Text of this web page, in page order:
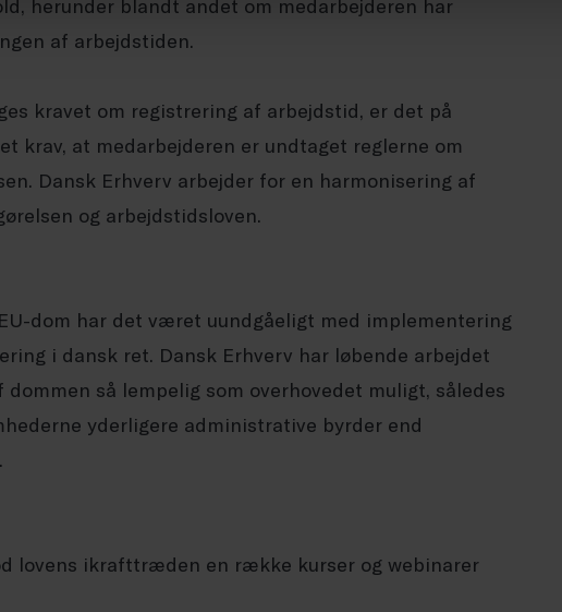
herunder blandt andet om medarbejderen har
af arbejdstiden.
kravet om registrering af arbejdstid, er det på
krav, at medarbejderen er undtaget reglerne om
Dansk Erhverv arbejder for en harmonisering af
og arbejdstidsloven.
dom har det været uundgåeligt med implementering
i dansk ret. Dansk Erhverv har løbende arbejdet
så lempelig som overhovedet muligt, således
yderligere administrative byrder end
lovens ikrafttræden en række kurser og webinarer